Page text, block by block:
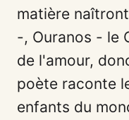
matière
-, Ouranos - le
de l'amour,
poète raconte
enfants du